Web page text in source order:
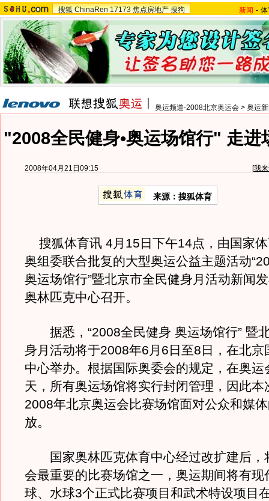
搜狐 ChinaRen 17173 焦点房地产 搜狗 新闻 -
奥运频道-2008北京奥运会 > 奥运
"2008全民健身•奥运场馆行" 走进
2008年04月21日09:15 [我
来源：搜狐体育
搜狐体育讯 4月15日下午14点，由国家
奥组委联合批复的大型奥运公益主题活动
奥运场馆行”暨北京市全民健身月活动新闻
奥林匹克中心召开。
据悉，“2008全民健身 奥运场馆行” 暨
身月活动将于2008年6月6日至8日，在北京
中心举办。根据国际奥委会的规定，在奥运
天，所有奥运场馆将实行封闭管理，因此本
2008年北京奥运会比赛场馆面对公众和媒
放。
国家奥林匹克体育中心经过改扩建后，
会最重要的比赛场馆之一，奥运期间将有现
球、水球3个正式比赛项目和武术特设项目